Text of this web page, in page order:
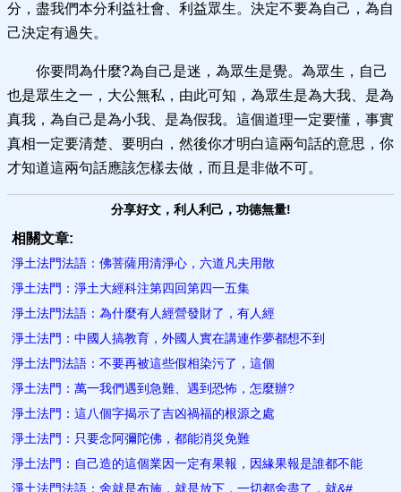
分，盡我們本分利益社會、利益眾生。決定不要為自己，為自
己決定有過失。
你要問為什麼?為自己是迷，為眾生是覺。為眾生，自己
也是眾生之一，大公無私，由此可知，為眾生是為大我、是為
真我，為自己是為小我、是為假我。這個道理一定要懂，事實
真相一定要清楚、要明白，然後你才明白這兩句話的意思，你
才知道這兩句話應該怎樣去做，而且是非做不可。
分享好文，利人利己，功德無量!
相關文章:
淨土法門法語：佛菩薩用清淨心，六道凡夫用​散
淨土法門：淨土大經科注第四回第四一五集
淨土法門法語：為什麼有人經營​發財了，有人經
淨土法門：中國人搞教育，外國人實在講連作夢都想不到
淨土法門法語：不要再被這些假相​染污了，這個
淨土法門：萬一我們遇到急難、遇到恐怖，怎麼辦?
淨土法門：這八個字揭示了吉凶禍福的根源之處
淨土法門：只要念阿彌陀佛，都能​消災免難
淨土法門：自己造的這個業因一定有果報，因緣果報是誰都不能
淨土法門法語：舍就是布施，就是放下，一切都舍盡了，就&#